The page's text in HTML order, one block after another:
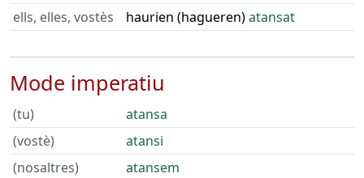
ells, elles, vostès
haurien (hagueren)atansat
Mode imperatiu
(tu)
atansa
(vostè)
atansi
(nosaltres)
atansem